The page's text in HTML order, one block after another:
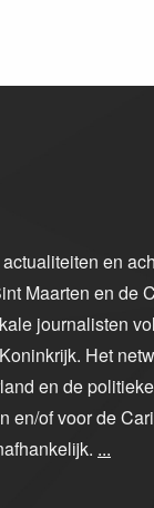
en
Maarten en de
journalisten
Het
en de
en/of voor de
...